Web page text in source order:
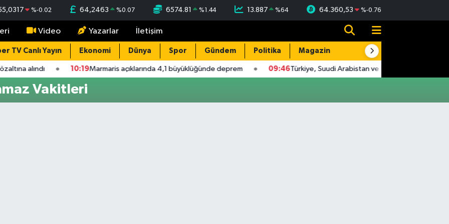
%-0.02 64,2463 %0.07 6574.81 %1.44 13.887 %64 64.360,53 %-0.76
Video Yazarlar İletişim
TV Canlı Yayın Ekonomi Dünya Spor Gündem Politika Magazin Resmi İlanlar
alındı 10:19 Marmaris açıklarında 4,1 büyüklüğünde deprem 09:46Türkiye, Suudi Arabistan ve Pakistan, üçlü savunma
Vakitleri